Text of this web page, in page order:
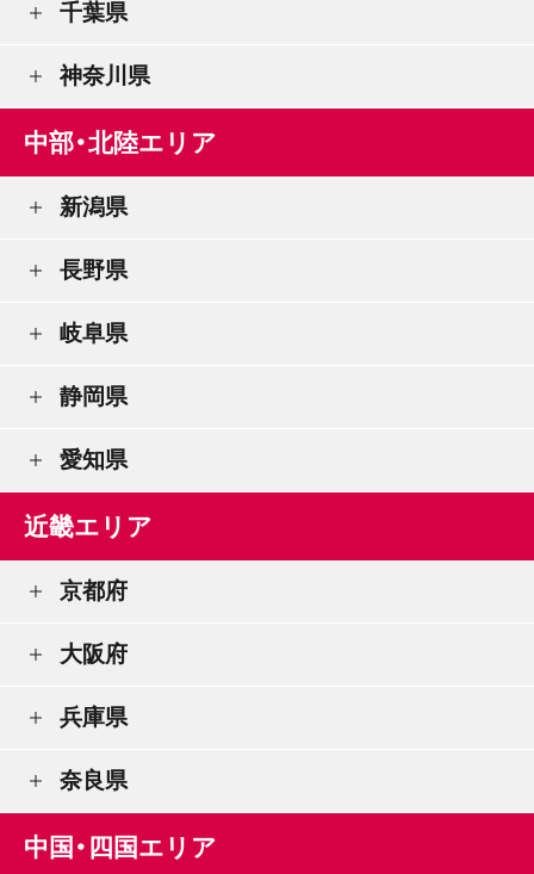
千葉県
神奈川県
中部・北陸エリア
新潟県
長野県
岐阜県
静岡県
愛知県
近畿エリア
京都府
大阪府
兵庫県
奈良県
中国・四国エリア